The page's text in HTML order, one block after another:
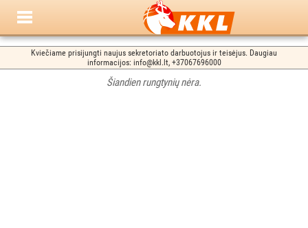
Kviečiame prisijungti naujus sekretoriato darbuotojus ir teisėjus. Daugiau
informacijos: info@kkl.lt, +37067696000
Šiandien rungtynių nėra.